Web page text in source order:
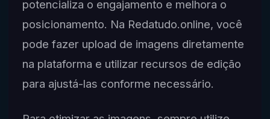
potencializa o engajamento e melhora o
posicionamento. Na Redatudo.online, você
pode fazer upload de imagens diretamente
na plataforma e utilizar recursos de edição
para ajustá-las conforme necessário.